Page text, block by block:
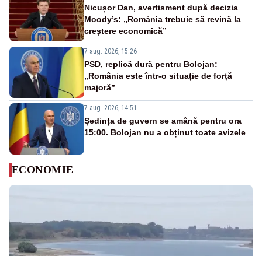
Nicușor Dan, avertisment după decizia
Moody’s: „România trebuie să revină la
creștere economică”
7 aug. 2026, 15:26
PSD, replică dură pentru Bolojan:
„România este într-o situație de forță
majoră”
7 aug. 2026, 14:51
Ședința de guvern se amână pentru ora
15:00. Bolojan nu a obținut toate avizele
ECONOMIE